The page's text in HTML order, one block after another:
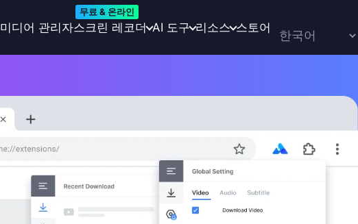
미디어 관리자스크린 레코더
무료 & 온라인
AI 도구 리소스 스토어